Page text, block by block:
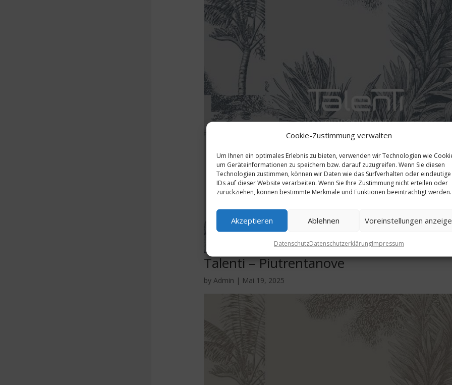
Cookie-Zustimmung verwalten
Um Ihnen ein optimales Erlebnis zu bieten, verwenden wir Technologien wie
um Geräteinformationen zu speichern bzw. darauf zuzugreifen. Wenn Sie diesen
Technologien zustimmen, können wir Daten wie das Surfverhalten oder eindeutige
IDs auf dieser Website verarbeiten. Wenn Sie Ihre Zustimmung nicht erteilen oder
zurückziehen, können bestimmte Merkmale und Funktionen beeinträchtigt werden.
Akzeptieren Ablehnen Voreinstellungen
DatenschutzDatenschutzerklärungImpressum
Talenti – Piutrentanove
byAdmin | Mai 19, 2025